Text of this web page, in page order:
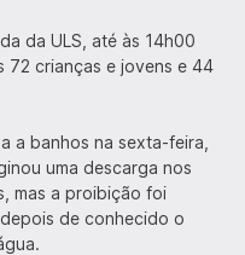
da ULS, até às 14h00
72 crianças e jovens e 44
a banhos na sexta-feira,
uma descarga nos
mas a proibição foi
de conhecido o